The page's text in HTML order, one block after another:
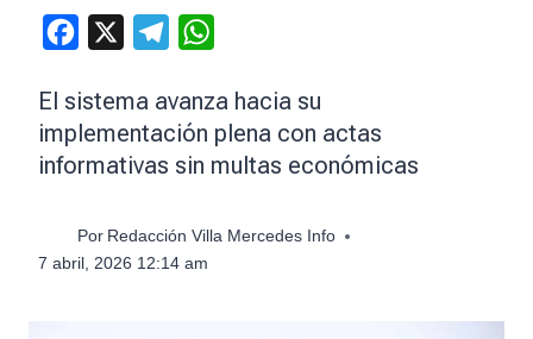
Facebook Telegram
El sistema avanza hacia su
implementación plena con actas
informativas sin multas económicas
Por Redacción Villa Mercedes Info
7 abril, 2026 12:14 am